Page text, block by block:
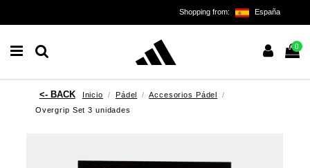
Shopping from: España
0
Inicio Pádel
Accesorios Pádel
Overgrip Set 3 unidades